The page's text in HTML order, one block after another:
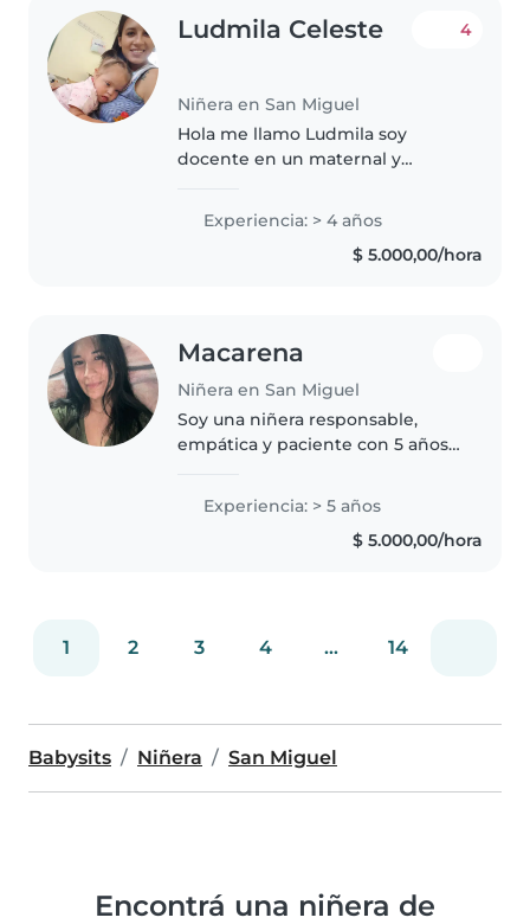
Ludmila Celeste
Niñera en San Miguel
4
Hola me llamo Ludmila soy
docente en un maternal y
nivel inicial y primario, me
apasionan los niños por eso
deseo seguir en este ámbito
Experiencia: > 4 años
$ 5.000,00/hora
Macarena
Niñera en San Miguel
Soy una niñera responsable,
empática y paciente con 5 años
niños de todas las edades,
incluyendo aquellos con
necesidades especiales como
Experiencia: > 5 años
$ 5.000,00/hora
1 2 3 4 ... 14
Babysits Niñera San Miguel
Encontrá una niñera de